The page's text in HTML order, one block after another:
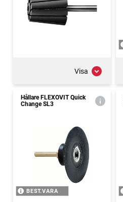
Visa
Hållare FLEXOVIT Quick
Change SL3
BEST.VARA